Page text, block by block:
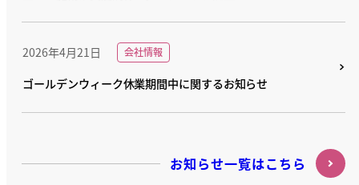
2026年4月21日 会社情報
ゴールデンウィーク休業期間中に関するお知らせ
お知らせ一覧はこちら